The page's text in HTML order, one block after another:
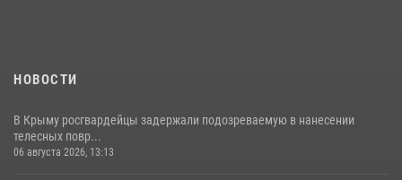
НОВОСТИ
В Крыму росгвардейцы задержали подозреваемую в нанесении
телесных повр...
06 августа 2026, 13:13